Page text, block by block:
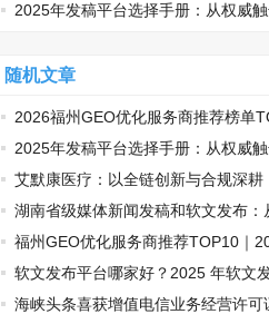
你的传播利器
2025年发稿平台选择手册：从权威
随机文章
2026福州GEO优化服务商推荐榜单
高口碑企业获客优选
2025年发稿平台选择手册：从权威
播，品牌如何精准破局？
艾默康医疗：以全链创新与合规深耕
健康高质量发展
湖南省级媒体新闻发稿和软文发布：
到高效落地全流程
福州GEO优化服务商推荐TOP10｜
业AI全域推广选型指南
软文发布平台哪家好？2025 年软文
推荐海峡头条喜获增值电信业务经营许可